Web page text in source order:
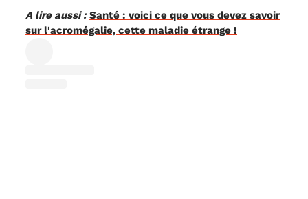
A lire aussi : Santé : voici ce que vous devez savoir
sur l'acromégalie, cette maladie étrange !